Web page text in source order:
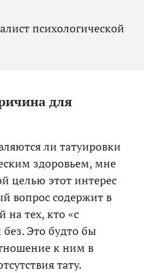
психологической
для
ли татуировки
здоровьем, мне
целью этот интерес
вопрос содержит в
на тех, кто «с
Это будто бы
к ним в
тату.